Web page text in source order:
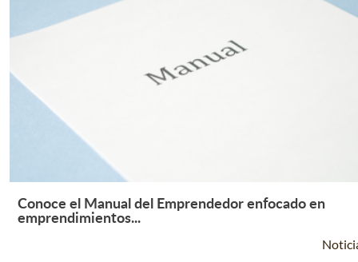
Leer Más +
Conoce el Manual del Emprendedor enfocado en
emprendimientos...